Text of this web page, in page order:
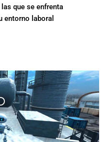
que se enfrenta
entorno laboral